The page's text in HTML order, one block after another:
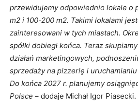
przewidujemy odpowiednio lokale o
m2 i 100-200 m2. Takimi lokalami
zainteresowani w tych miastach.
spółki dobiegł końca. Teraz
działań marketingowych,
sprzedaży na pizzerię i
Do końca 2027 r. planujemy
Polsce – dodaje Michał Igor Piasecki.